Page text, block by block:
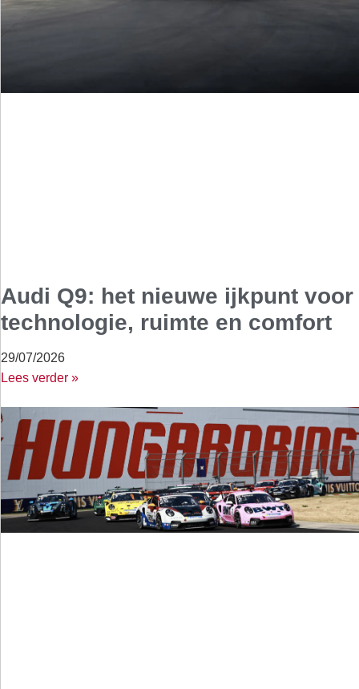
Audi Q9: het nieuwe ijkpunt voor
technologie, ruimte en comfort
29/07/2026
Lees verder »